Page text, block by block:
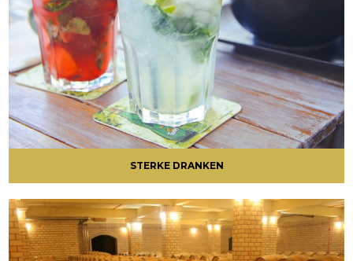
STERKE DRANKEN